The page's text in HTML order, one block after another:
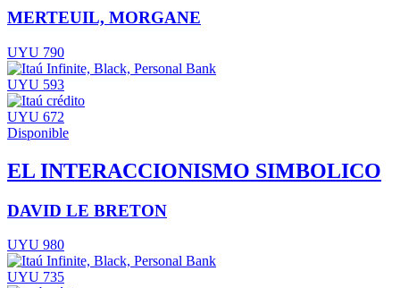
MERTEUIL, MORGANE
UYU 790
UYU 593
UYU 672
Disponible
EL INTERACCIONISMO SIMBOLICO
DAVID LE BRETON
UYU 980
UYU 735